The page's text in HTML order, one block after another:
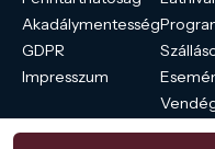
Akadálymentesség
GDPR
Impresszum
Hírek